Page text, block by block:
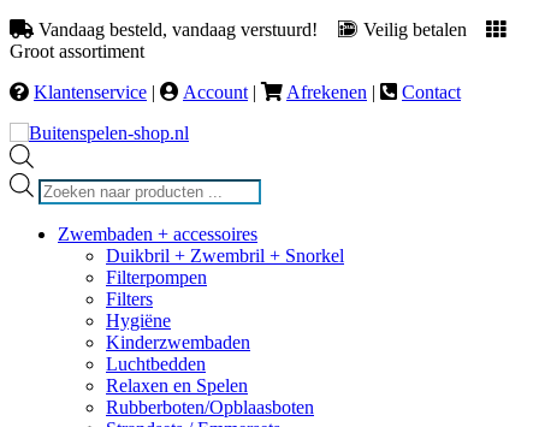
Vandaag besteld, vandaag verstuurd!
Veilig betalen
Groot assortiment
Klantenservice | Account | Afrekenen | Contact
Producten
zoeken
Zwembaden + accessoires
Duikbril + Zwembril + Snorkel
Filterpompen
Filters
Hygiëne
Kinderzwembaden
Luchtbedden
Relaxen en Spelen
Rubberboten/Opblaasboten